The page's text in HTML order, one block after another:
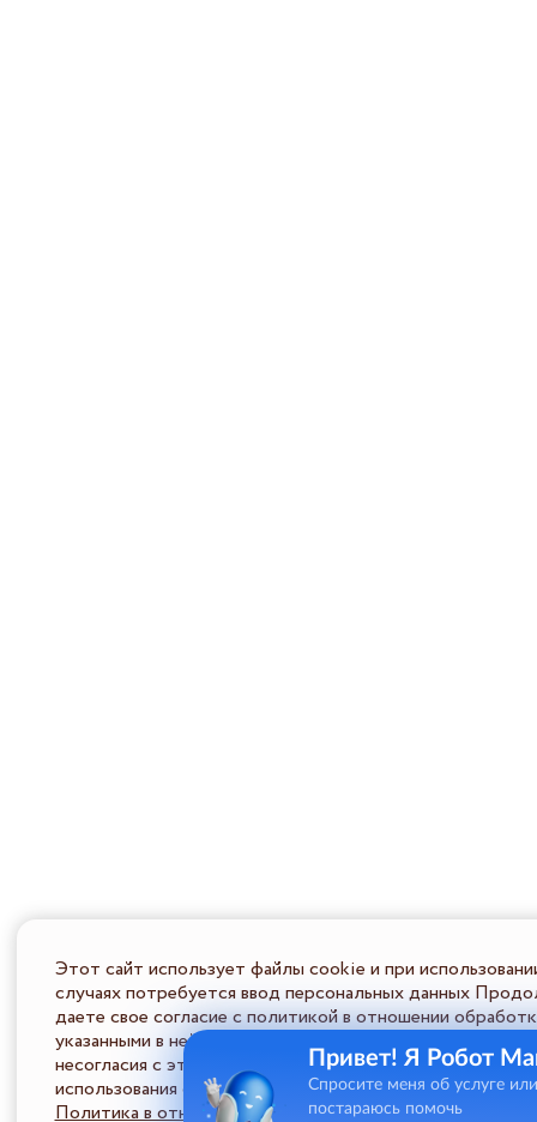
Этот сайт использует файлы cookie и при
случаях потребуется ввод персональных данных
даете свое согласие с политикой в отношении
указанными в ней условиями обработки персональной
несогласия с этими условиями Пользователь должен
использования сайта.
Политика в отношении обработки ПД
Привет! Я Робот
Спросите меня об услуге
постараюсь помочь